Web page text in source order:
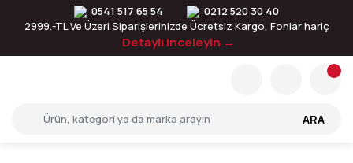
0541 517 65 54
0212 520 30 40
2999.-TL Ve Üzeri Siparişlerinizde Ücretsiz Kargo, Fonlar hariç
Detaylı inceleyin →
ARA